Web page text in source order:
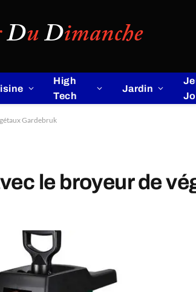
High
Tech
Jardin
Gardebruk
le broyeur de